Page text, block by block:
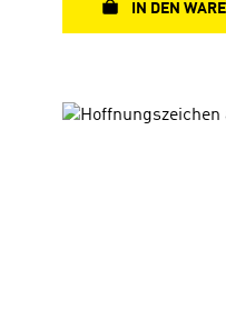
IN DEN